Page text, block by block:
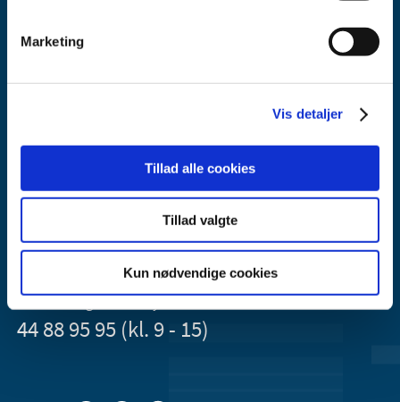
Marketing
Vis detaljer
Tillad alle cookies
Tillad valgte
Kun nødvendige cookies
Axel Heides Gade 1
Email:dkma@dkma.dk
Lægemiddelstyrelsen er en del af
Sundheds- og Kirkeministeriet.
44 88 95 95 (kl. 9 - 15)